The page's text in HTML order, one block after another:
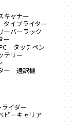
キャナー
タイプライター
ーバーラック
ー
タッチペン
テリー
ー
通訳機
ライダー
ビーキャリア